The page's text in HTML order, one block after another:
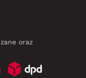
oraz